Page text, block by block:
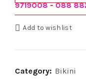
9719008-088
Add to wishlist
Category: Bikini